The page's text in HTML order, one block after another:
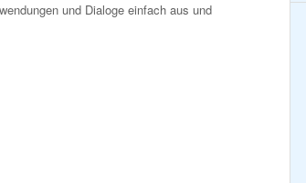
und Dialoge einfach aus und